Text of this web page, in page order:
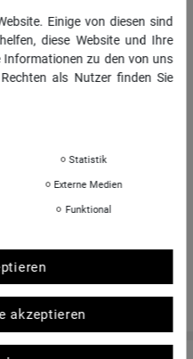
Einige von diesen sind
diese Website und Ihre
Informationen zu den von uns
als Nutzer finden Sie
Statistik
Externe Medien
Funktional
akzeptieren